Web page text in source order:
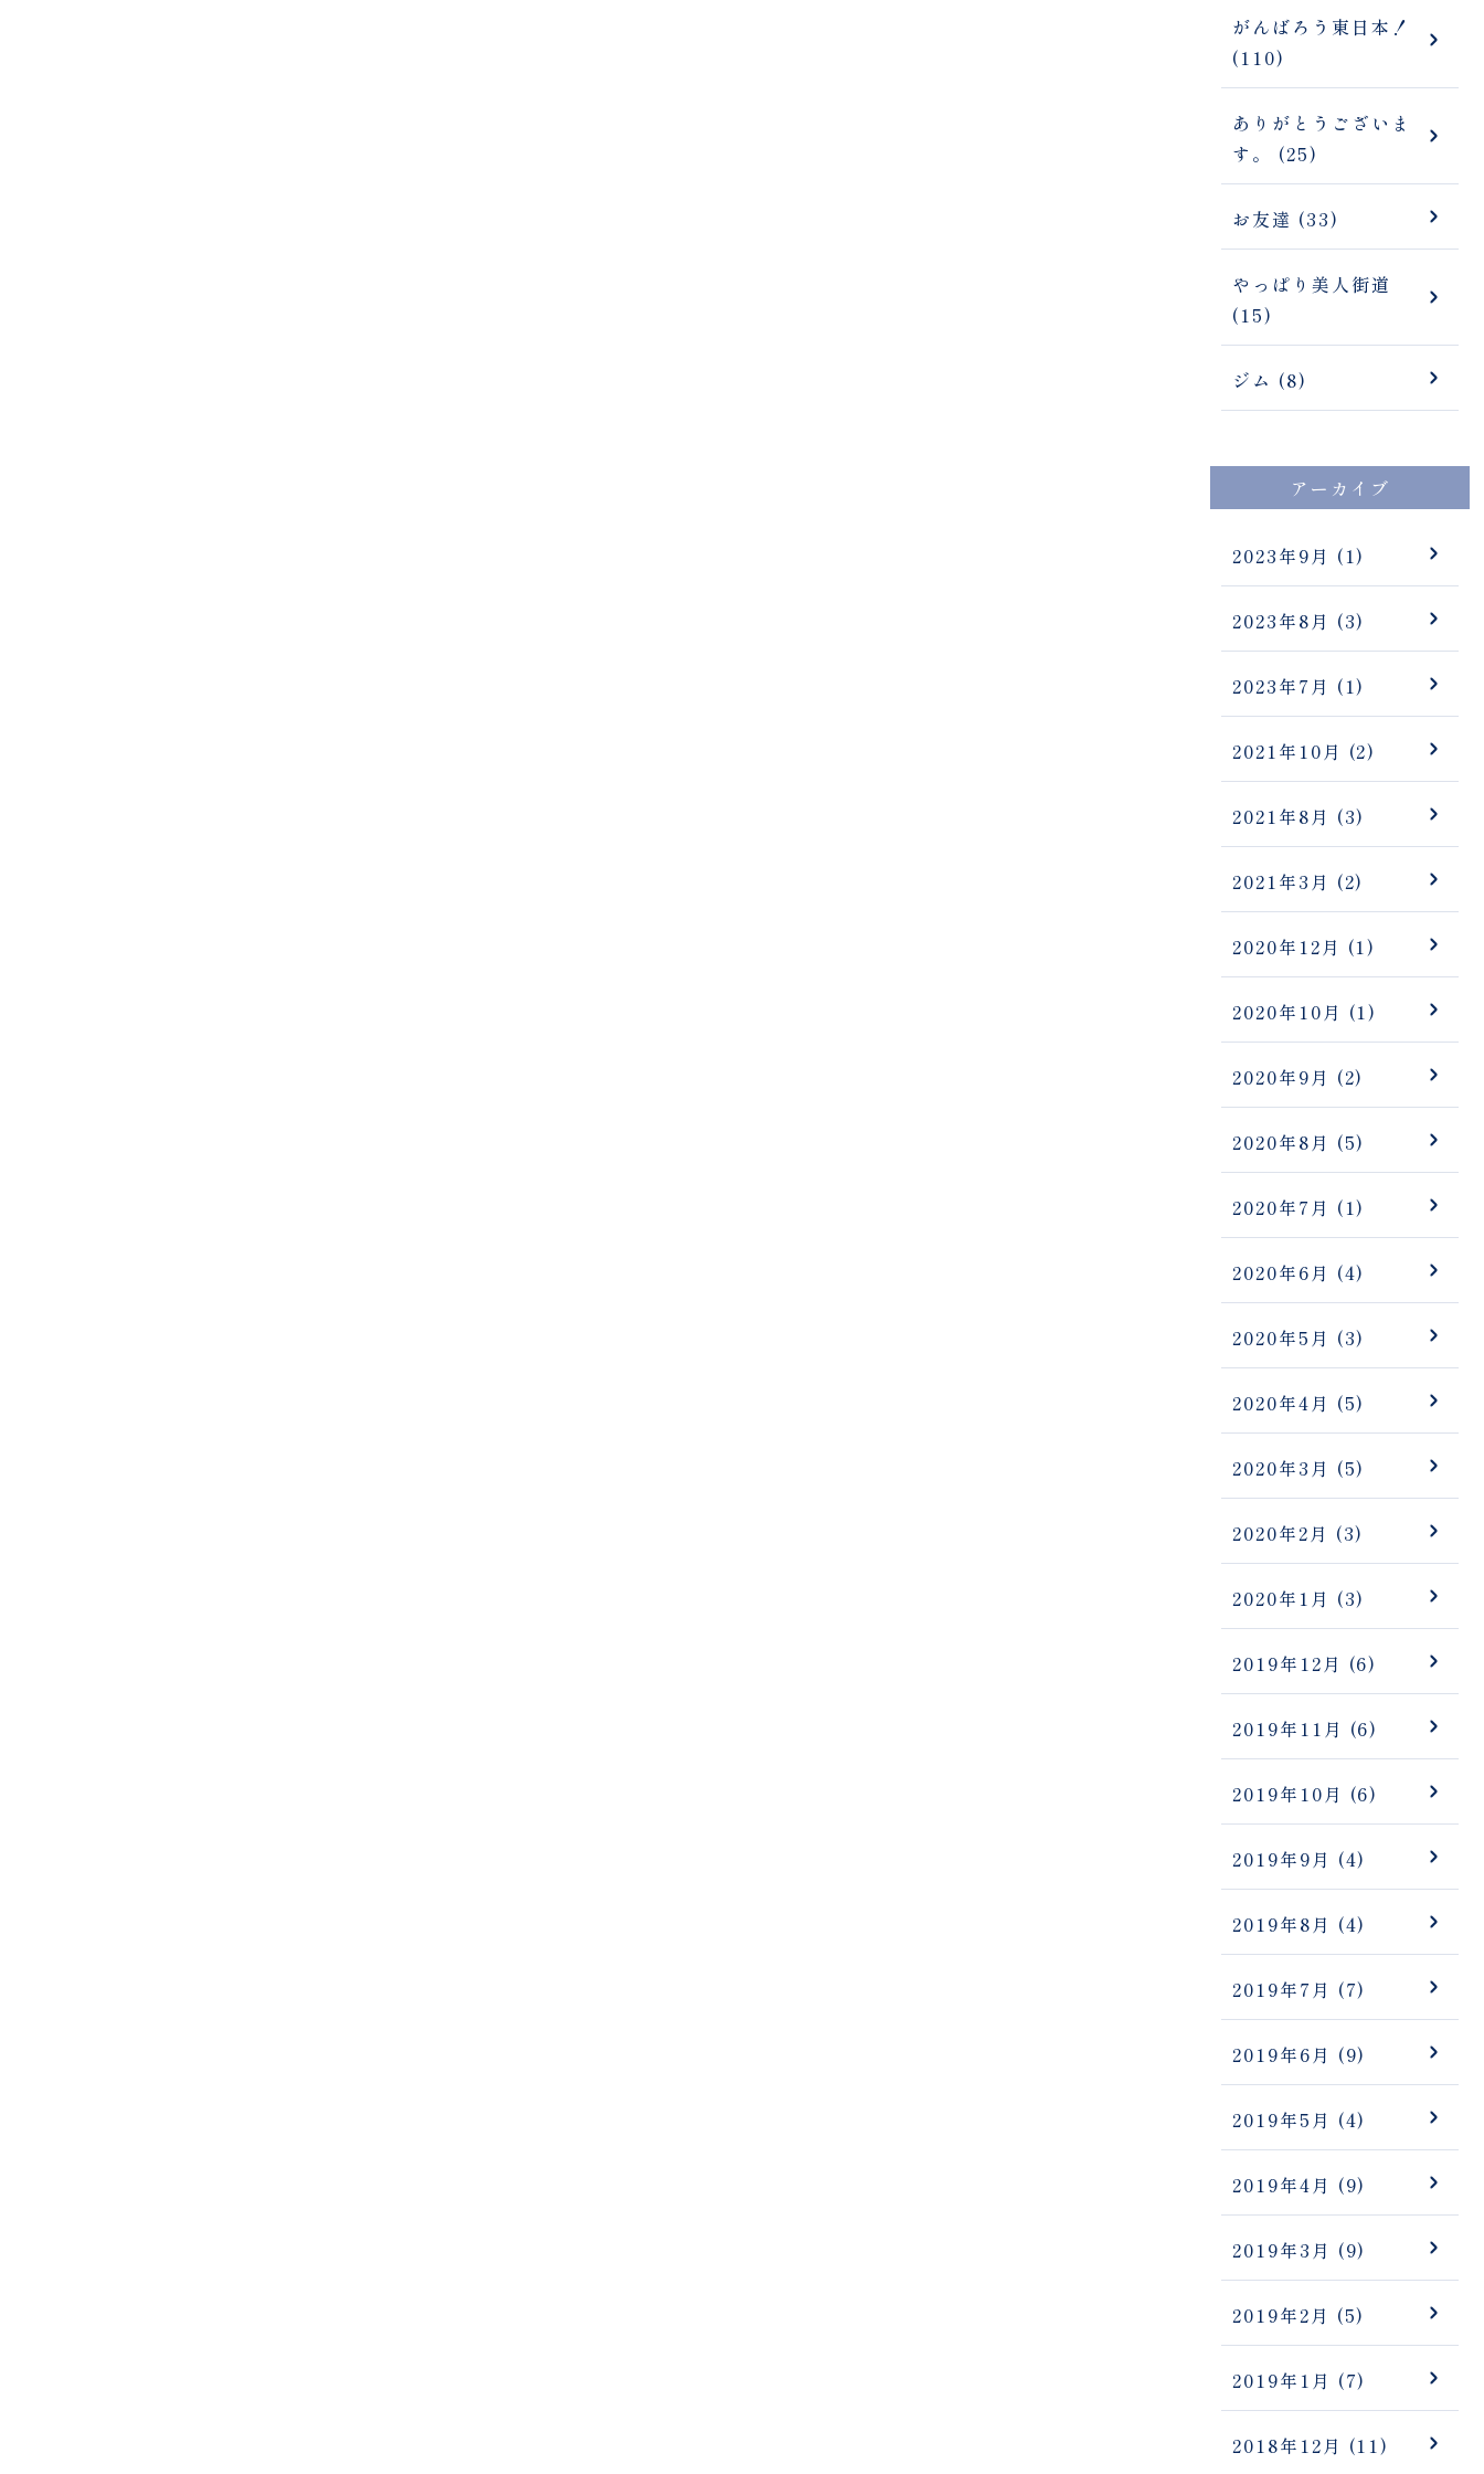
がんばろう東日本！
(110)
ありがとうございま
す。 (25)
お友達 (33)
やっぱり美人街道
(15)
ジム (8)
アーカイブ
2023年9月 (1)
2023年8月 (3)
2023年7月 (1)
2021年10月 (2)
2021年8月 (3)
2021年3月 (2)
2020年12月 (1)
2020年10月 (1)
2020年9月 (2)
2020年8月 (5)
2020年7月 (1)
2020年6月 (4)
2020年5月 (3)
2020年4月 (5)
2020年3月 (5)
2020年2月 (3)
2020年1月 (3)
2019年12月 (6)
2019年11月 (6)
2019年10月 (6)
2019年9月 (4)
2019年8月 (4)
2019年7月 (7)
2019年6月 (9)
2019年5月 (4)
2019年4月 (9)
2019年3月 (9)
2019年2月 (5)
2019年1月 (7)
2018年12月 (11)